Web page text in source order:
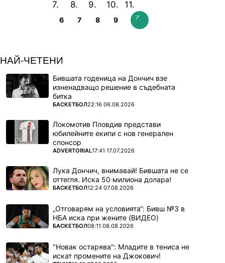
6 7 8 9
НАЙ-ЧЕТЕНИ
Бившата годеница на Дончич взе
изненадващо решение в съдебната
битка
ПОВЕЧЕ ОТ
БАСКЕТБОЛ22:16 06.08.2026
Локомотив Пловдив представи
юбилейните екипи с нов генерален
спонсор
ПОВЕЧЕ ОТ
ADVERTORIAL17:41 17.07.2026
Лука Дончич, внимавай! Бившата не се
оттегля. Иска 50 милиона долара!
ПОВЕЧЕ ОТ
БАСКЕТБОЛ12:24 07.08.2026
„Отговарям на условията“: Бивш №3 в
НБА иска при жените (ВИДЕО)
ПОВЕЧЕ ОТ
БАСКЕТБОЛ08:11 08.08.2026
"Новак остарява": Младите в тениса не
искат промените на Джокович!